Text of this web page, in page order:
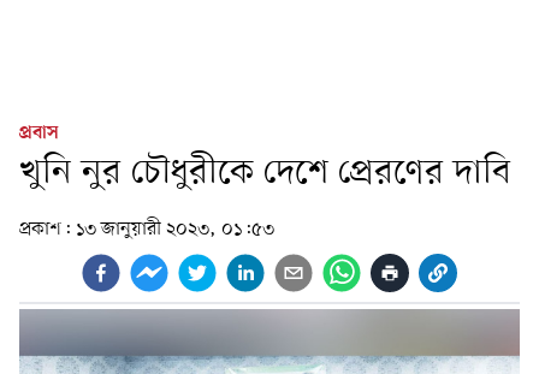
প্রবাস
খুনি নুর চৌধুরীকে দেশে প্রেরণের দাবি
প্রকাশ: ১৩ জানুয়ারী ২০২৩, ০১:৫৩